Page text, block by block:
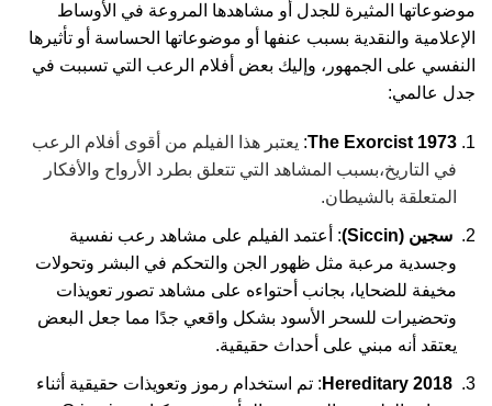
موضوعاتها المثيرة للجدل أو مشاهدها المروعة في الأوساط
الإعلامية والنقدية بسبب عنفها أو موضوعاتها الحساسة أو تأثيرها
النفسي على الجمهور، وإليك بعض أفلام الرعب التي تسببت في
جدل عالمي:
The Exorcist 1973
: يعتبر هذا الفيلم من أقوى أفلام الرعب
في التاريخ،بسبب المشاهد التي تتعلق بطرد الأرواح والأفكار
المتعلقة بالشيطان.
سجين (Siccin) :
أعتمد الفيلم على مشاهد رعب نفسية
وجسدية مرعبة مثل ظهور الجن والتحكم في البشر وتحولات
مخيفة للضحايا، بجانب أحتواءه على مشاهد تصور تعويذات
وتحضيرات للسحر الأسود بشكل واقعي جدًا مما جعل البعض
يعتقد أنه مبني على أحداث حقيقية.
: تم استخدام رموز وتعويذات حقيقية أثناء